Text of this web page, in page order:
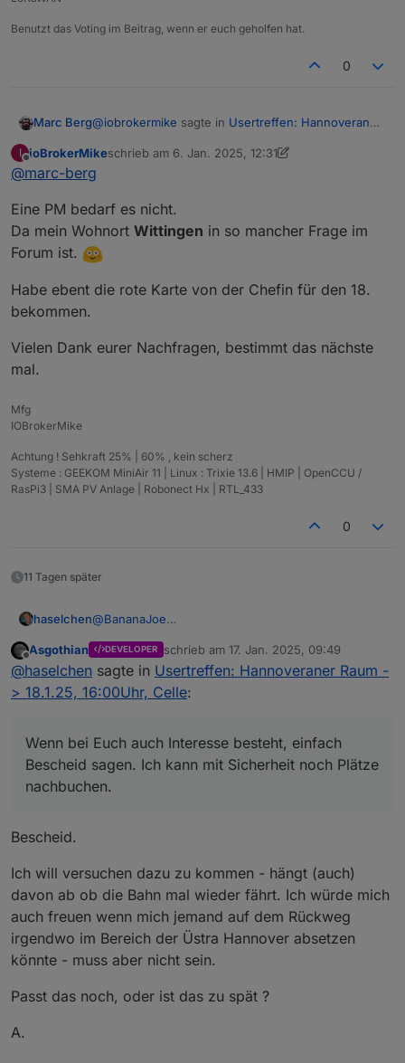
Benutzt das Voting im Beitrag, wenn er euch geholfen hat.
0
Marc Berg@iobrokermike sagte in Usertreffen: Hannoveraner
Vielleicht wäre es eine Option, wenn dich jemand
abholen/bringen kann. Schreib' mir einfach eine
PN, vielleicht wohnst du "auf dem Weg".
I ioBrokerMikeschrieb am 6. Jan. 2025, 12:31
zuletzt editiert von ioBrokerMike
@marc-berg
Eine PM bedarf es nicht.
Da mein Wohnort Wittingen in so mancher Frage im
Forum ist.
Habe ebent die rote Karte von der Chefin für den 18.
bekommen.
Vielen Dank eurer Nachfragen, bestimmt das nächste
mal.
Mfg
IOBrokerMike
Achtung ! Sehkraft 25% | 60% , kein scherz
Systeme : GEEKOM MiniAir 11 | Linux : Trixie 13.6 | HMIP | OpenCCU /
RasPi3 | SMA PV Anlage | Robonect Hx | RTL_433
0
11 Tagen später
haselchen@BananaJoe
@Samson71
@wendy2702
Soooo, im Neuen Jahr zur späten Stunde noch eine
Info.
Die Location ist reserviert.
Offline
Asgothian DEVELOPER schrieb am 17. Jan. 2025, 09:49
zuletzt editiert von
@haselchen sagte in Usertreffen: Hannoveraner Raum -
> 18.1.25, 16:00Uhr, Celle:
Wenn bei Euch auch Interesse besteht, einfach
Bescheid sagen. Ich kann mit Sicherheit noch Plätze
nachbuchen.
Bescheid.
Ich will versuchen dazu zu kommen - hängt (auch)
davon ab ob die Bahn mal wieder fährt. Ich würde mich
auch freuen wenn mich jemand auf dem Rückweg
irgendwo im Bereich der Üstra Hannover absetzen
könnte - muss aber nicht sein.
Passt das noch, oder ist das zu spät ?
A.